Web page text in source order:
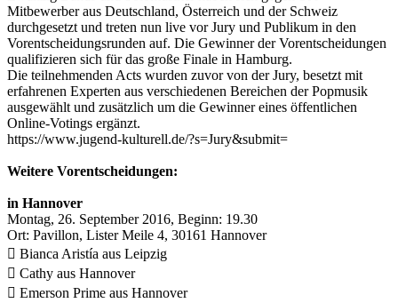
Mitbewerber aus Deutschland, Österreich und der Schweiz
durchgesetzt und treten nun live vor Jury und Publikum in den
Vorentscheidungsrunden auf. Die Gewinner der Vorentscheidungen
qualifizieren sich für das große Finale in Hamburg.
Die teilnehmenden Acts wurden zuvor von der Jury, besetzt mit
erfahrenen Experten aus verschiedenen Bereichen der Popmusik
ausgewählt und zusätzlich um die Gewinner eines öffentlichen
Online-Votings ergänzt.
https://www.jugend-kulturell.de/?s=Jury&submit=
Weitere Vorentscheidungen:
in Hannover
Montag, 26. September 2016, Beginn: 19.30
Ort: Pavillon, Lister Meile 4, 30161 Hannover
 Bianca Aristía aus Leipzig
 Cathy aus Hannover
 Emerson Prime aus Hannover